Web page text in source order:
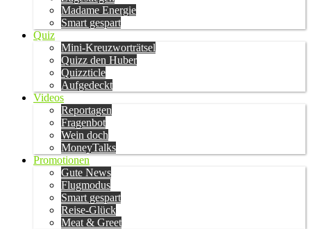
Madame Energie
Smart gespart
Quiz
Mini-Kreuzworträtsel
Quizz den Huber
Quizzticle
Aufgedeckt
Videos
Reportagen
Fragenbot
Wein doch
MoneyTalks
Promotionen
Gute News
Flugmodus
Smart gespart
Reise-Glück
Meat & Greet